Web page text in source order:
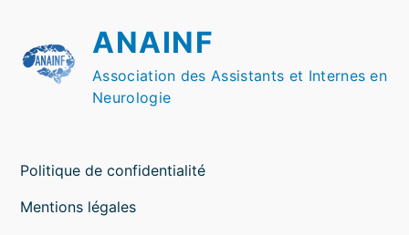
ANAINF
Association des Assistants et Internes en
Neurologie
Politique de confidentialité
Mentions légales